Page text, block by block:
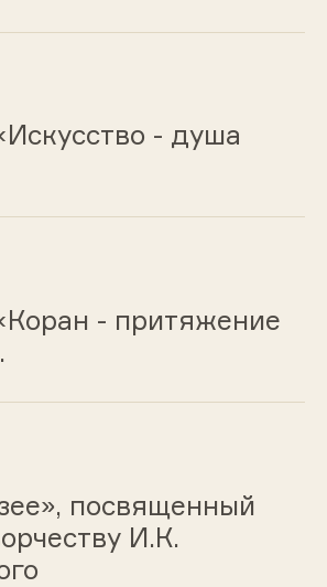
- душа
- притяжение
посвященный
И.К.